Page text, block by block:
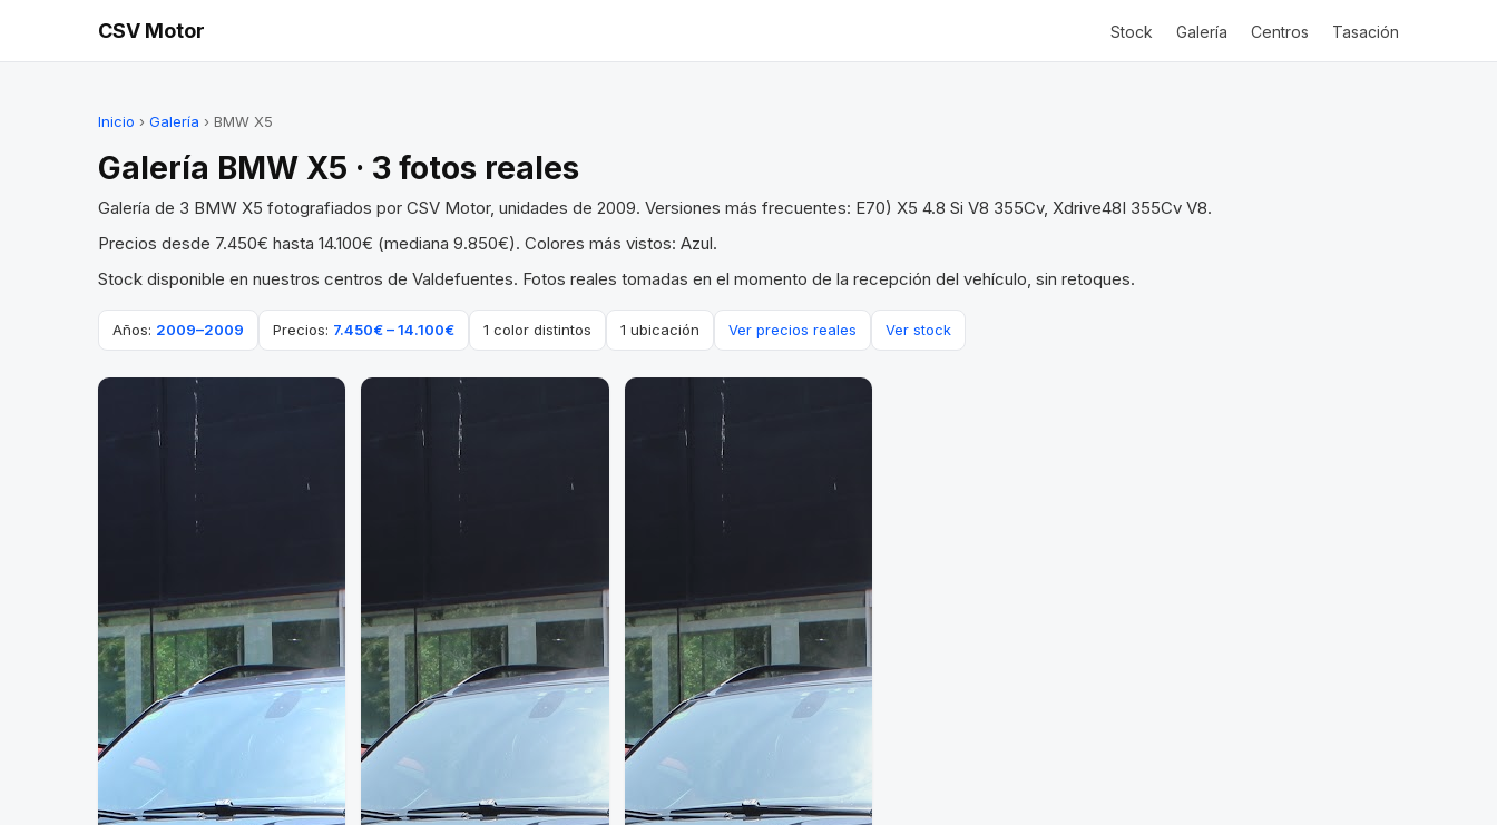
CSV Motor Stock Galería Centros Tasación
Inicio › Galería › BMW X5
Galería BMW X5 · 3 fotos reales
Galería de 3 BMW X5 fotografiados por CSV Motor, unidades de 2009. Versiones más frecuentes: E70) X5 4.8 Si V8 355Cv, Xdrive48I 355Cv V8.
Precios desde 7.450€ hasta 14.100€ (mediana 9.850€). Colores más vistos: Azul.
Stock disponible en nuestros centros de Valdefuentes. Fotos reales tomadas en el momento de la recepción del vehículo, sin retoques.
Años: 2009–2009 Precios: 7.450€ – 14.100€ 1 color distintos 1 ubicación Ver precios reales Ver stock